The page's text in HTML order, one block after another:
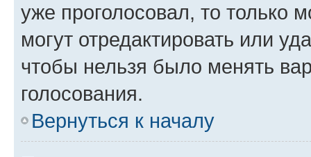
уже проголосовал, то только
могут отредактировать или
чтобы нельзя было менять
голосования.
Вернуться к началу